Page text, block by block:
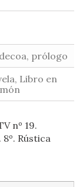
prólogo
Libro en
nº 19.
Rústica